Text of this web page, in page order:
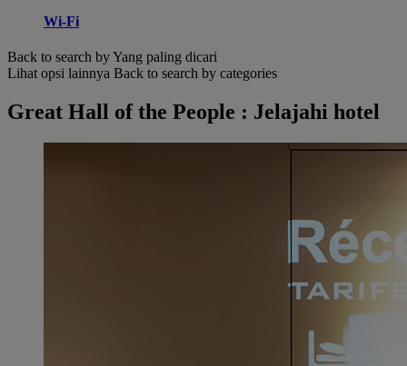
Wi-Fi
Back to search by Yang paling dicari
Lihat opsi lainnya Back to search by categories
Great Hall of the People : Jelajahi hotel